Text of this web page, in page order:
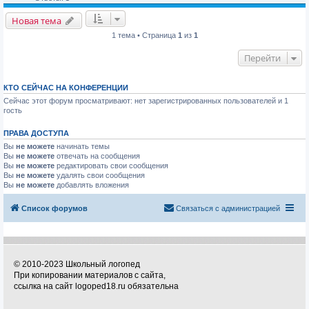
Новая тема
1 тема • Страница 1 из 1
Перейти
КТО СЕЙЧАС НА КОНФЕРЕНЦИИ
Сейчас этот форум просматривают: нет зарегистрированных пользователей и 1
гость
ПРАВА ДОСТУПА
Вы не можете начинать темы
Вы не можете отвечать на сообщения
Вы не можете редактировать свои сообщения
Вы не можете удалять свои сообщения
Вы не можете добавлять вложения
Список форумов Связаться с администрацией
© 2010-2023 Школьный логопед
При копировании материалов с сайта,
ссылка на сайт logoped18.ru обязательна